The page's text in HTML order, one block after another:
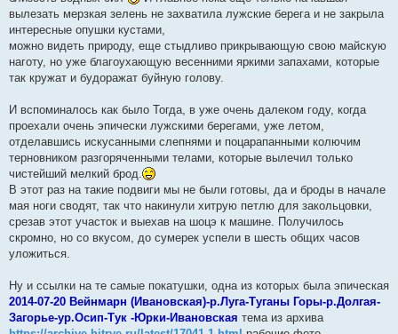
вылезать мерзкая зелень не захватила лужские берега и не закрыла
интересные опушки кустами,
можно видеть природу, еще стыдливо прикрывающую свою майскую
наготу, но уже благоухающую весенними яркими запахами, которые
так кружат и будоражат буйную голову.
И вспоминалось как было Тогда, в уже очень далеком году, когда
проехали очень эпически лужскими берегами, уже летом,
отделавшись искусанными слепнями и поцарапанными колючим
терновником разгоряченными телами, которые вылечил только
чистейший мелкий брод.
В этот раз на такие подвиги мы не были готовы, да и броды в начале
мая ноги сводят, так что накинули хитрую петлю для закольцовки,
срезав этот участок и выехав на шоцэ к машине. Получилось
скромно, но со вкусом, до сумерек успели в шесть общих часов
уложиться.
Ну и ссылки на те самые покатушки, одна из которых была эпическая
2014-07-20 Вейнмарн (Ивановская)-р.Луга-Туганы Горы-р.Долгая-
Загорье-ур.Осип-Тук -Юрки-Ивановская тема из архива